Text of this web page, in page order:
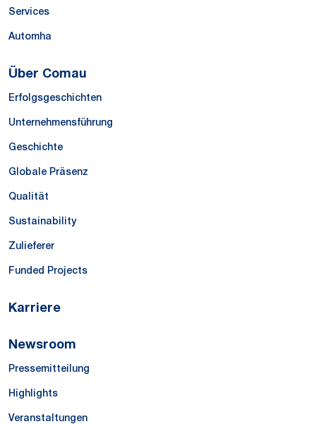
Services
Automha
Über Comau
Erfolgsgeschichten
Unternehmensführung
Geschichte
Globale Präsenz
Qualität
Sustainability
Zulieferer
Funded Projects
Karriere
Newsroom
Pressemitteilung
Highlights
Veranstaltungen